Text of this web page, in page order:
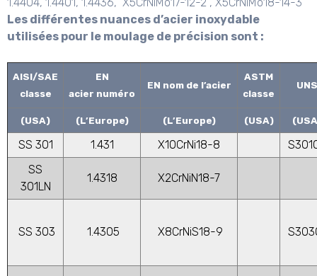
1.4404, 1.4401, 1.4436, X5CrNiMo17-12-2 , X5CrNiMo18-14-3
Les différentes nuances d’acier inoxydable
utilisées pour le moulage de précision sont :
AISI/SAE
classe
EN
acier numéro
EN nom de l’acier
ASTM
classe
UNS
(USA) (L’Europe) (L’Europe) (USA)
SS 301 1.431 X10CrNi18-8
SS
301LN
1.4318 X2CrNiN18-7
SS 303 1.4305 X8CrNiS18-9